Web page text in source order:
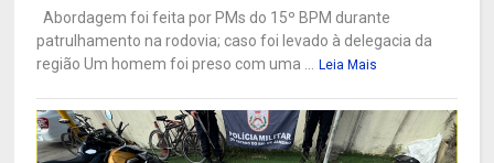
Abordagem foi feita por PMs do 15º BPM durante
patrulhamento na rodovia; caso foi levado à delegacia da
região Um homem foi preso com uma ...
Leia Mais